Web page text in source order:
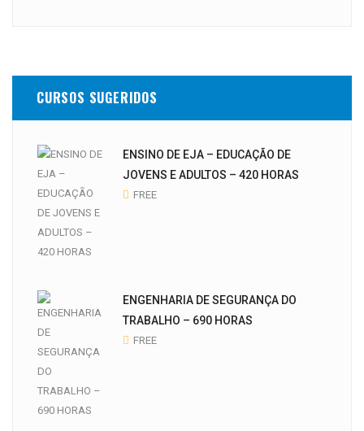
CURSOS SUGERIDOS
ENSINO DE EJA – EDUCAÇÃO DE
JOVENS E ADULTOS – 420 HORAS
FREE
ENGENHARIA DE SEGURANÇA DO
TRABALHO – 690 HORAS
FREE